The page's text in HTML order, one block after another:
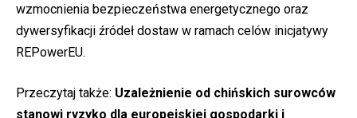
wzmocnienia bezpieczeństwa energetycznego oraz
dywersyfikacji źródeł dostaw w ramach celów inicjatywy
REPowerEU.
Przeczytaj także: Uzależnienie od chińskich surowców
stanowi ryzyko dla europejskiej gospodarki i